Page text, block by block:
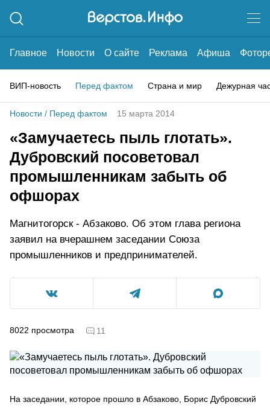
Главное Новости О сайте Реклама Афиша
ВИП-новость Перед фактом Страна и мир Дежурная
Новости / Перед фактом 15 марта 2014
«Замучаетесь пыль глотать».
Дубровский посоветовал
промышленникам забыть об
офшорах
Магнитогорск - Абзаково. Об этом глава региона
заявил на вчерашнем заседании Союза
промышленников и предпринимателей.
8022 просмотра 11
На заседании, которое прошло в Абзаково, Борис Дубровский